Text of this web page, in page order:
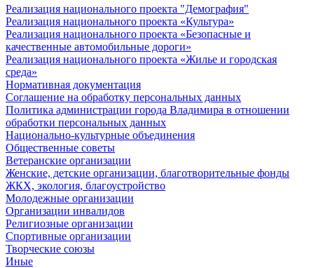
Реализация национального проекта "Демография"
Реализация национального проекта «Культура»
Реализация национального проекта «Безопасные и
качественные автомобильные дороги»
Реализация национального проекта «Жилье и городская
среда»
Нормативная документация
Соглашение на обработку персональных данных
Политика администрации города Владимира в отношении
обработки персональных данных
Национально-культурные объединения
Общественные советы
Ветеранские организации
Женские, детские организации, благотворительные фонды
ЖКХ, экология, благоустройство
Молодежные организации
Организации инвалидов
Религиозные организации
Спортивные организации
Творческие союзы
Иные